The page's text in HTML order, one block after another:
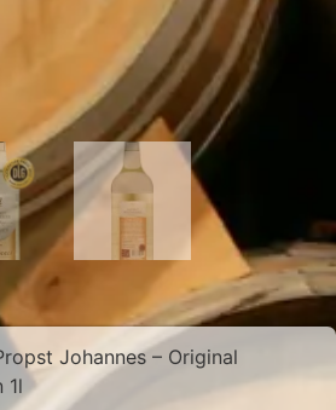
Johannes – Original
1l